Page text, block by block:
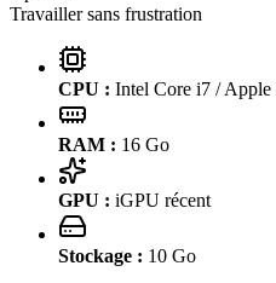
Travailler sans frustration
CPU : Intel Core i7 /
RAM : 16 Go
GPU : iGPU récent
Stockage : 10 Go